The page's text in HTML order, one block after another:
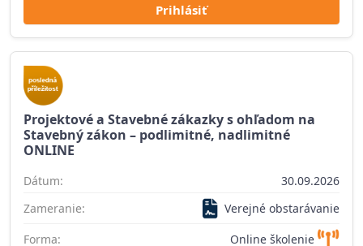
Prihlásiť
Projektové a Stavebné zákazky s ohľadom na
Stavebný zákon – podlimitné, nadlimitné
ONLINE
Dátum:
30.09.2026
Zameranie:
Verejné obstarávanie
Forma:
Online školenie